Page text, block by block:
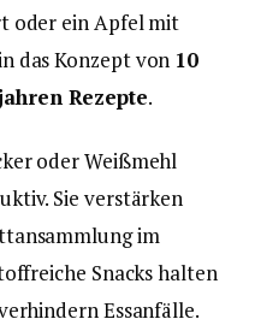
oder ein Apfel mit
das Konzept von 10
Rezepte.
oder Weißmehl
Sie verstärken
im
Snacks halten
Essanfälle.